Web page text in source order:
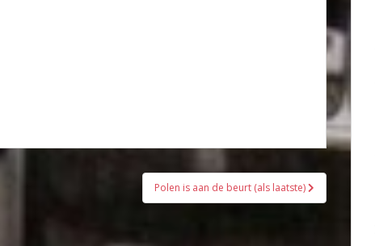
Polen is aan de beurt (als laatste)